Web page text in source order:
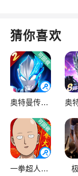
猜你喜欢
奥特曼传奇英雄2
一拳超人·最强之男